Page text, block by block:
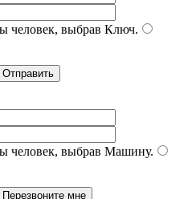
человек, выбрав Ключ.
человек, выбрав Машину.